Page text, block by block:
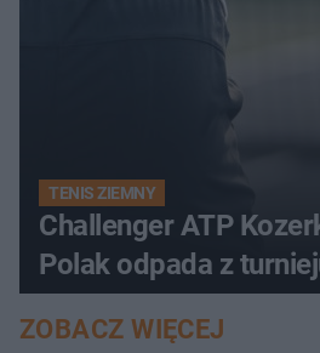
TENIS ZIEMNY
Challenger ATP
Polak odpada z
ZOBACZ WIĘCEJ